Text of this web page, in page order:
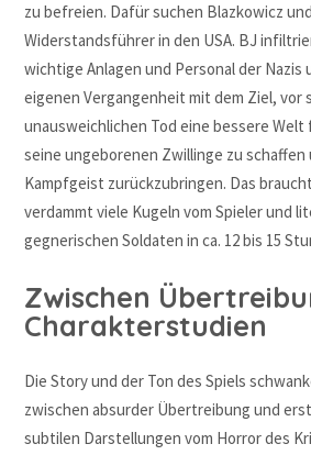
zu befreien. Dafür suchen Blazkowicz
Widerstandsführer in den USA. BJ
wichtige Anlagen und Personal der
eigenen Vergangenheit mit dem Ziel, vor
unausweichlichen Tod eine bessere
seine ungeborenen Zwillinge zu schaffen
Kampfgeist zurückzubringen. Das
verdammt viele Kugeln vom Spieler und
gegnerischen Soldaten in ca. 12 bis 15
Zwischen
Charakterstudien
Die Story und der Ton des Spiels
zwischen absurder Übertreibung und
subtilen Darstellungen vom Horror des